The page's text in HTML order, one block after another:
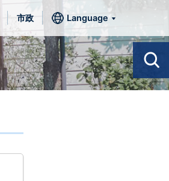
市政 Language